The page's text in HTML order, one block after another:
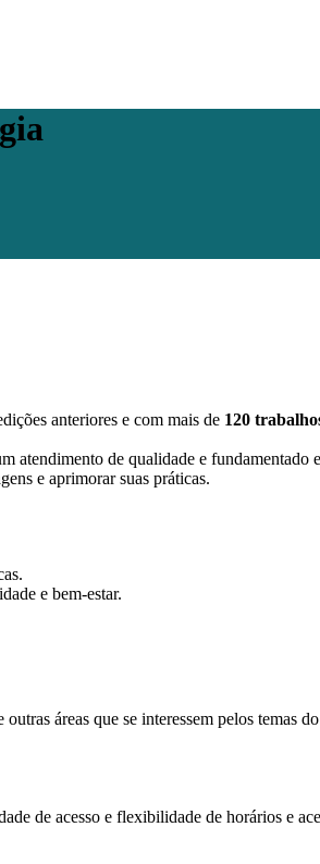
anteriores e com mais de 120
atendimento de qualidade e fundamentado
e aprimorar suas práticas.
e bem-estar.
áreas que se interessem pelos temas
de acesso e flexibilidade de horários e